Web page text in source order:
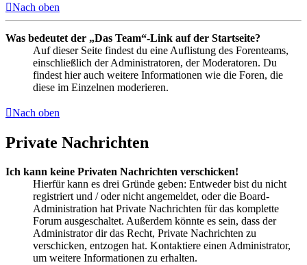
Nach oben
Was bedeutet der „Das Team“-Link auf der Startseite?
Auf dieser Seite findest du eine Auflistung des Forenteams,
einschließlich der Administratoren, der Moderatoren. Du
findest hier auch weitere Informationen wie die Foren, die
diese im Einzelnen moderieren.
Nach oben
Private Nachrichten
Ich kann keine Privaten Nachrichten verschicken!
Hierfür kann es drei Gründe geben: Entweder bist du nicht
registriert und / oder nicht angemeldet, oder die Board-
Administration hat Private Nachrichten für das komplette
Forum ausgeschaltet. Außerdem könnte es sein, dass der
Administrator dir das Recht, Private Nachrichten zu
verschicken, entzogen hat. Kontaktiere einen Administrator,
um weitere Informationen zu erhalten.